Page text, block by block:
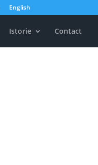
English
Istorie Contact